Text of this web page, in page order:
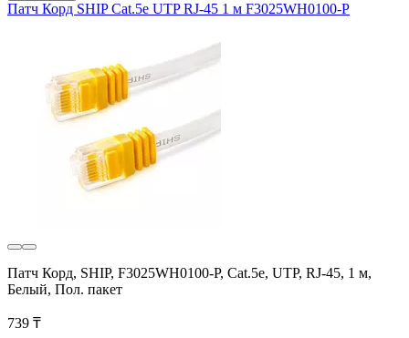
Патч Корд SHIP Cat.5e UTP RJ-45 1 м F3025WH0100-P
Патч Корд, SHIP, F3025WH0100-P, Cat.5e, UTP, RJ-45, 1 м,
Белый, Пол. пакет
739 ₸